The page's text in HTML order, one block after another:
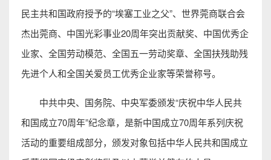
民主共和国政府授予的“埃塞工业之父”、世界莞商联合会
杰出莞商、中国光彩事业20周年突出贡献奖、中国优秀企
业家、全国劳动模范、全国五一劳动奖章、全国扶残助残
先进个人和全国关爱员工优秀企业家等荣誉称号。
中共中央、国务院、中央军委颁发“庆祝中华人民共
和国成立70周年”纪念章，是新中国成立70周年系列庆祝
活动的重要组成部分，颁发对象包括中华人民共和国成立